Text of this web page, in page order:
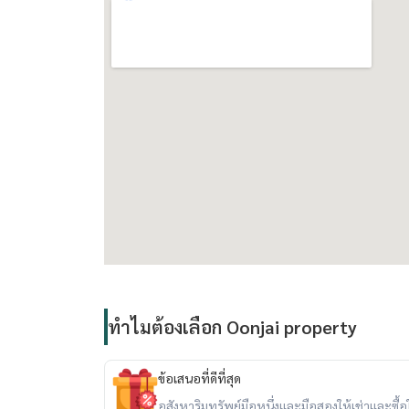
- Saltwater Swimming Pool
- Gateway Ekamai
- Major Cineplex Ekamai
- Park Lane Ekamai
- Big C Ekamai
ทำไมต้องเลือก Oonjai property
ข้อเสนอที่ดีที่สุด
อสังหาริมทรัพย์มือหนึ่งและมือสองให้เช่าและซื้